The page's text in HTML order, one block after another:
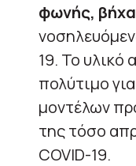
φωνής,
19. Το υλικό
πολύτιμο
μοντέλων
της τόσο
COVΙD-19.